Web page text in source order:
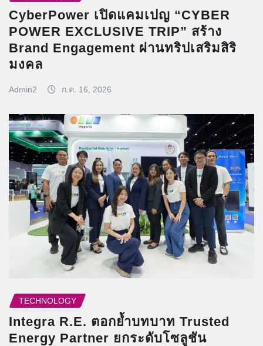
CyberPower เปิดแคมเปญ “CYBER
POWER EXCLUSIVE TRIP” สร้าง
Brand Engagement ผ่านทริปเสริมสิริ
มงคล
Admin2 ก.ค. 16, 2026
TECHNOLOGY
Integra R.E. ตอกย้ำบทบาท Trusted
Energy Partner ยกระดับโซลูชัน